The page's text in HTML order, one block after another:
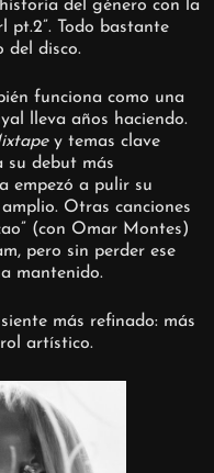
del género con la
pt.2”. Todo bastante
del disco.
funciona como una
lleva años haciendo.
y temas clave
su debut más
empezó a pulir su
Otras canciones
(con Omar Montes)
pero sin perder ese
mantenido.
más refinado: más
artístico.